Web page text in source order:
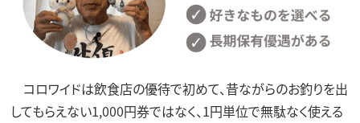
コロワイドは飲食店の優待で初めて、昔ながらのお釣りを出
してもらえない1,000円券ではなく、1円単位で無駄なく使える